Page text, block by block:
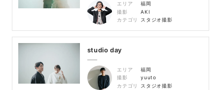
エリア
福岡
撮影
AKI
カテゴリ
スタジオ撮影
studio day
エリア
福岡
撮影
yuuto
カテゴリ
スタジオ撮影